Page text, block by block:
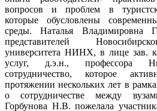
вопросов и проблем в
которые обусловлены
среды. Наталья Владимировна
представителей
университета НИНХ, в лице зав.
услуг, д.э.н., профессора
сотрудничество, которое
протяжении нескольких лет в
о сотрудничестве между
Горбунова Н.В. пожелала